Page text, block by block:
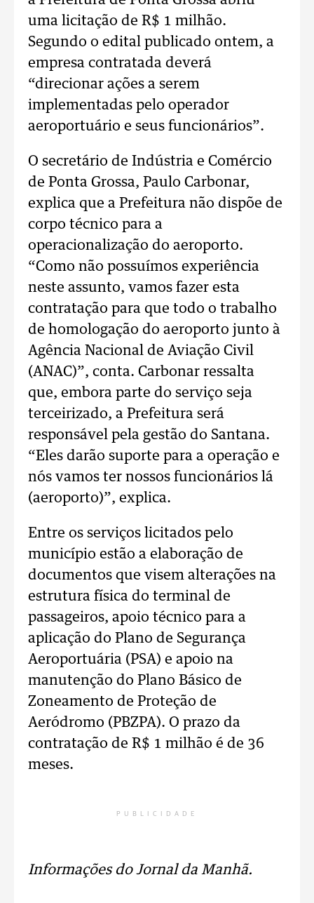
uma licitação de R$ 1 milhão.
Segundo o edital publicado ontem, a
empresa contratada deverá
“direcionar ações a serem
implementadas pelo operador
aeroportuário e seus funcionários”.
O secretário de Indústria e Comércio
de Ponta Grossa, Paulo Carbonar,
explica que a Prefeitura não dispõe de
corpo técnico para a
operacionalização do aeroporto.
“Como não possuímos experiência
neste assunto, vamos fazer esta
contratação para que todo o trabalho
de homologação do aeroporto junto à
Agência Nacional de Aviação Civil
(ANAC)”, conta. Carbonar ressalta
que, embora parte do serviço seja
terceirizado, a Prefeitura será
responsável pela gestão do Santana.
“Eles darão suporte para a operação e
nós vamos ter nossos funcionários lá
(aeroporto)”, explica.
Entre os serviços licitados pelo
município estão a elaboração de
documentos que visem alterações na
estrutura física do terminal de
passageiros, apoio técnico para a
aplicação do Plano de Segurança
Aeroportuária (PSA) e apoio na
manutenção do Plano Básico de
Zoneamento de Proteção de
Aeródromo (PBZPA). O prazo da
contratação de R$ 1 milhão é de 36
meses.
PUBLICIDADE
Informações do Jornal da Manhã.